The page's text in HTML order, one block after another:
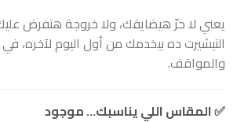
يعني لا حرّ هيضايقك، ولا خروجة هتفرض
التيشيرت ده بيخدمك من أول اليوم لآخره،
والمواقف.
✅المقاس اللي يناسبك… موجود